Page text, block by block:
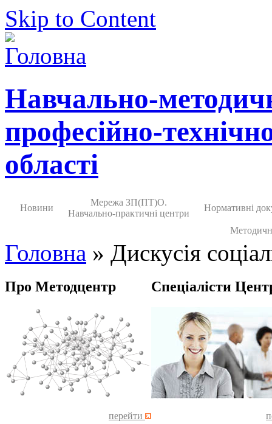
Skip to Content
Навчально-
професійно-
області
Новини
Мережа ЗП(ПТ)О.
Навчально-практичні центри
Нормативні
Головна » Дискусія
Про Методцентр
перейти
Спеціалісти